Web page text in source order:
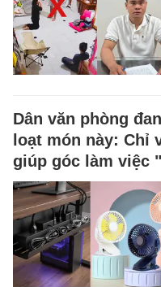
Dân văn phòng
loạt món này: Chỉ
giúp góc làm việc